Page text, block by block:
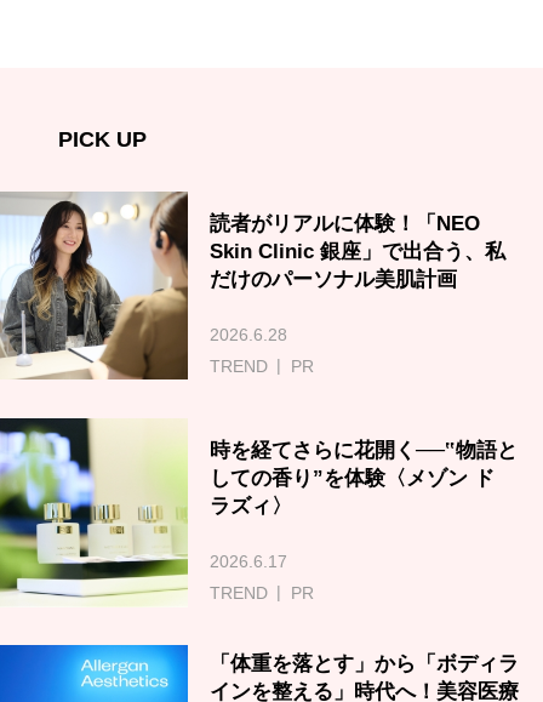
PICK UP
読者がリアルに体験！「NEO
Skin Clinic 銀座」で出合う、私
だけのパーソナル美肌計画
2026.6.28
TREND
PR
時を経てさらに花開く──‟物語と
しての香り”を体験〈メゾン ド
ラズィ〉
2026.6.17
TREND
PR
「体重を落とす」から「ボディラ
インを整える」時代へ！美容医療